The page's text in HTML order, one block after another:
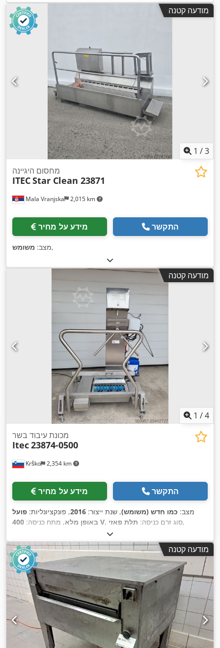
מודעה קטנה
1 /3
Mala Vranjska 2,015 km
מחסום היגיינה
ITECStar Clean 23871
מידע על מחיר התקשר
מצב: משומש ,
מודעה קטנה
1 /4
Krško 2,354 km
מכונת עיבוד בשר
Itec23874-0500
מידע על מחיר התקשר
מצב: כמו חדש (משומש), שנת ייצור: 2016, פונקציונליות: פועל
באופן מלא, מתח כניסה: 400 V , סוג זרם כניסה: תלת פאזי ,
מודעה קטנה